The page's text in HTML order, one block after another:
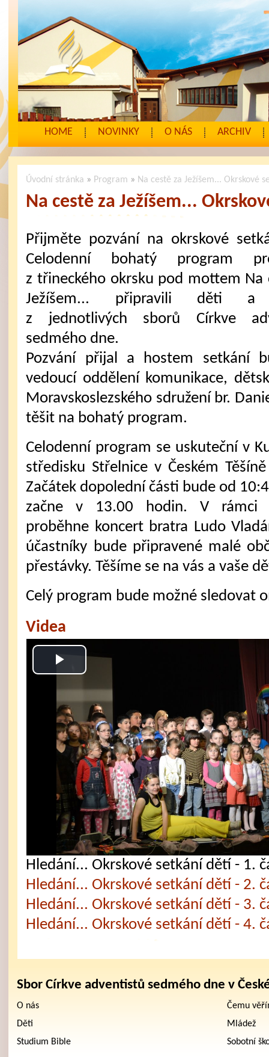
HOME NOVINKY O NÁS ARCHIV
Úvodní stránka » Program » Na cestě za Ježíšem... Okrskové
Na cestě za Ježíšem...
Přijměte pozvání na okrskové
Celodenní bohatý program
z třineckého okrsku pod mottem Na
Ježíšem... připravili děti a
z jednotlivých sborů Církve
sedmého dne.
Pozvání přijal a hostem setkání
vedoucí oddělení komunikace,
Moravskoslezského sdružení br.
těšit na bohatý program.
Celodenní program se uskuteční v
středisku Střelnice v Českém
Začátek dopolední části bude od
začne v 13.00 hodin. V rámci
proběhne koncert bratra Ludo
účastníky bude připravené malé
přestávky. Těšíme se na vás a vaše
Celý program bude možné sledovat
Videa
Play
Video
Hledání... Okrskové setkání dětí - 1.
Hledání... Okrskové setkání dětí - 2.
Hledání... Okrskové setkání dětí - 3.
Hledání... Okrskové setkání dětí - 4.
Sbor Církve adventistů sedmého dne v
O nás
Čemu
Děti
Mládež
Studium Bible
Sobotní